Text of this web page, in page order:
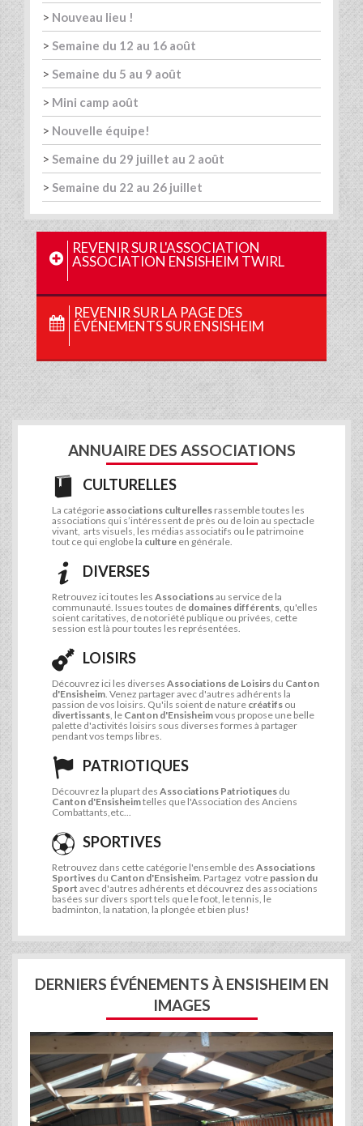
> Nouveau lieu !
> Semaine du 12 au 16 août
> Semaine du 5 au 9 août
> Mini camp août
> Nouvelle équipe!
> Semaine du 29 juillet au 2 août
> Semaine du 22 au 26 juillet
REVENIR SUR L'ASSOCIATION
ASSOCIATION ENSISHEIM TWIRL
REVENIR SUR LA PAGE DES
ÉVÉNEMENTS SUR ENSISHEIM
ANNUAIRE DES ASSOCIATIONS
CULTURELLES
La catégorieassociations culturelles rassemble toutes les
associations qui s’intéressent de près ou de loin au spectacle
vivant, arts visuels, les médias associatifs ou le patrimoine
tout ce qui englobe la culture en générale.
DIVERSES
Retrouvez ici toutes les Associationsau service de la
communauté. Issues toutes de domaines différents, qu'elles
soient caritatives, de notoriété publique ou privées, cette
session est là pour toutes les représentées.
LOISIRS
Découvrez ici les diverses Associations de Loisirs du Canton
d'Ensisheim. Venez partager avec d'autres adhérents la
passion de vos loisirs. Qu'ils soient de nature créatifs ou
divertissants, le Canton d'Ensisheimvous propose une belle
palette d'activités loisirs sous diverses formes à partager
pendant vos temps libres.
PATRIOTIQUES
Découvrez la plupart des Associations Patriotiques du
Canton d'Ensisheimtelles que l'Association des Anciens
Combattants,etc...
SPORTIVES
Retrouvez dans cette catégorie l'ensemble des Associations
Sportives du Canton d'Ensisheim. Partagez votre passion du
Sport avec d'autres adhérents et découvrez des associations
basées sur divers sport tels que le foot, le tennis, le
badminton, la natation, la plongée et bien plus!
DERNIERS ÉVÉNEMENTS À ENSISHEIM EN
IMAGES